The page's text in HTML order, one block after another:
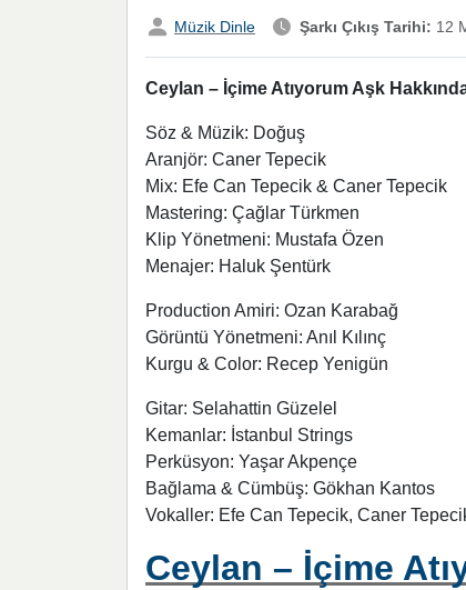
Müzik Dinle Şarkı Çıkış Tarihi: 12
Ceylan – İçime Atıyorum Aşk
Söz & Müzik: Doğuş
Aranjör: Caner Tepecik
Mix: Efe Can Tepecik & Caner Tepecik
Mastering: Çağlar Türkmen
Klip Yönetmeni: Mustafa Özen
Menajer: Haluk Şentürk
Production Amiri: Ozan Karabağ
Görüntü Yönetmeni: Anıl Kılınç
Kurgu & Color: Recep Yenigün
Gitar: Selahattin Güzelel
Kemanlar: İstanbul Strings
Perküsyon: Yaşar Akpençe
Bağlama & Cümbüş: Gökhan Kantos
Vokaller: Efe Can Tepecik, Caner
Ceylan – İçime